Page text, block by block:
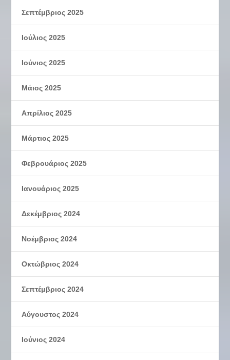
Σεπτέμβριος 2025
Ιούλιος 2025
Ιούνιος 2025
Μάιος 2025
Απρίλιος 2025
Μάρτιος 2025
Φεβρουάριος 2025
Ιανουάριος 2025
Δεκέμβριος 2024
Νοέμβριος 2024
Οκτώβριος 2024
Σεπτέμβριος 2024
Αύγουστος 2024
Ιούνιος 2024